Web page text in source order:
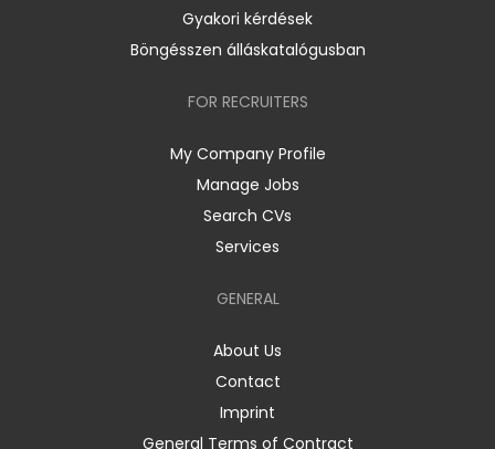
Gyakori kérdések
Böngésszen álláskatalógusban
FOR RECRUITERS
My Company Profile
Manage Jobs
Search CVs
Services
GENERAL
About Us
Contact
Imprint
General Terms of Contract